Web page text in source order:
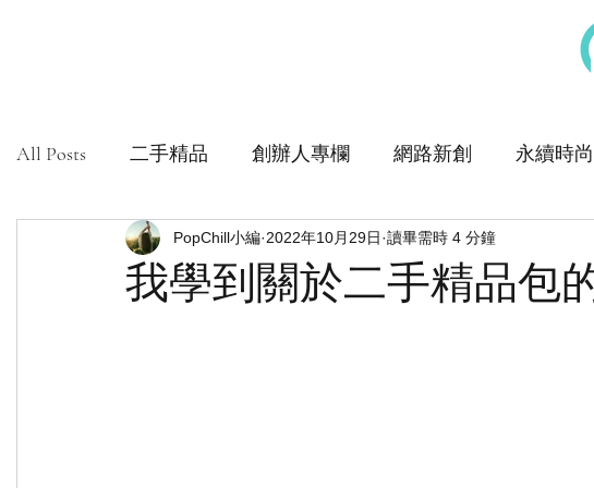
All Posts 二手精品 創辦人專欄 網路新創 永續時尚
社會創新組織 安心購鑑定
我學到關於二手精品包
PopChill小編 2022年10月29日 讀畢需時 4 分鐘